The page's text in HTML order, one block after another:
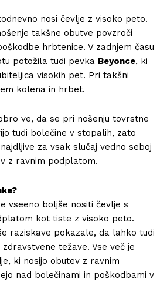
nosi čevlje z visoko peto.
takšne obutve povzroči
hrbtenice. V zadnjem času
potožila tudi pevka Beyonce, ki
visokih pet. Pri takšni
kolena in hrbet.
ve, da se pri nošenju tovrstne
tudi bolečine v stopalih, zato
za vsak slučaj vedno seboj
z ravnim podplatom.
vseeno boljše nositi čevlje s
kot tiste z visoko peto.
raziskave pokazale, da lahko tudi
težave. Vse več je
ki nosijo obutev z ravnim
nad bolečinami in poškodbami v